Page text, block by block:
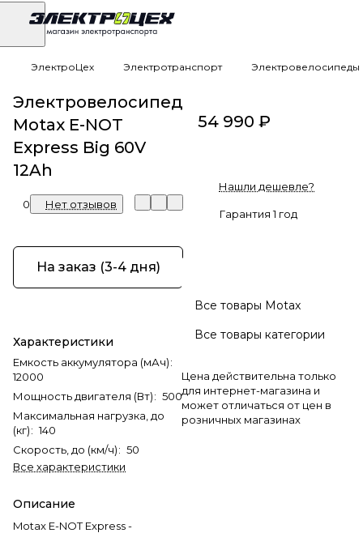
ЭлектроЦех Электротранспорт Электровелосипеды
Электровелосипед
Motax E-NOT
Express Big 60V
12Ah
0 Нет отзывов
На заказ (3-4 дня)
Характеристики
Емкость аккумулятора (мАч):
12000
Мощность двигателя (Вт): 500
Максимальная нагрузка, до
(кг): 140
Скорость, до (км/ч): 50
Все характеристики
Описание
Motax E-NOT Express -
54 990 ₽
Нашли дешевле?
Гарантия 1 год
Все товары Motax
Все товары категории
Цена действительна только
для интернет-магазина и
может отличаться от цен в
розничных магазинах